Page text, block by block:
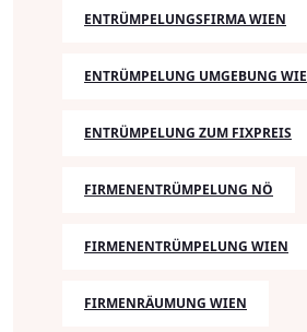
ENTRÜMPELUNGSFIRMA WIEN
ENTRÜMPELUNG UMGEBUNG
ENTRÜMPELUNG ZUM FIXPREIS
FIRMENENTRÜMPELUNG NÖ
FIRMENENTRÜMPELUNG WIEN
FIRMENRÄUMUNG WIEN